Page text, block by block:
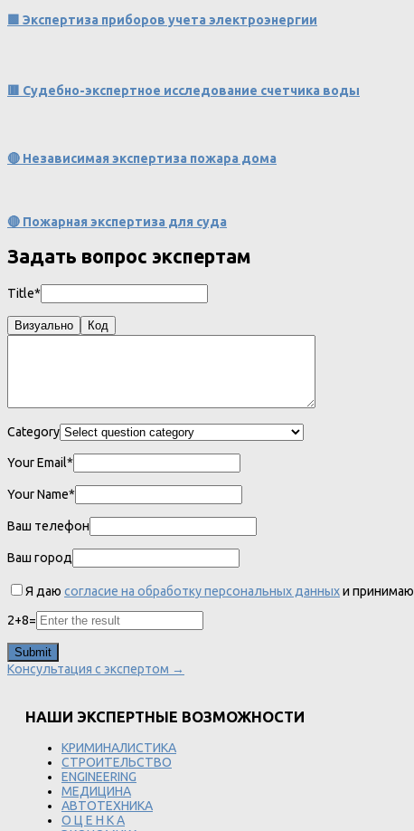
🟩 Экспертиза приборов учета электроэнергии
🟥 Судебно-экспертное исследование счетчика воды
🔴 Независимая экспертиза пожара дома
🔴 Пожарная экспертиза для суда
Задать вопрос экспертам
Title*
Визуально Код
Category
Your Email*
Your Name*
Ваш телефон
Ваш город
Я даю согласие на обработку персональных данныхи принимаю
2+8=
Консультация с экспертом →
НАШИ ЭКСПЕРТНЫЕ ВОЗМОЖНОСТИ
КРИМИНАЛИСТИКА
СТРОИТЕЛЬСТВО
ENGINEERING
МЕДИЦИНА
АВТОТЕХНИКА
О Ц Е Н К А